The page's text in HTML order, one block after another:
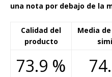
una nota por debajo de la
Calidad del
producto
Media
73.9 %